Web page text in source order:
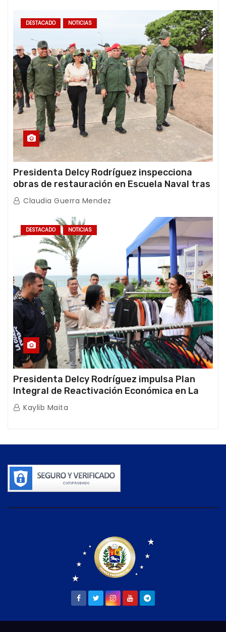
DESTACADO NOTICIAS
Presidenta Delcy Rodríguez inspecciona
obras de restauración en Escuela Naval tras
afectaciones sísmicas en La Guaira
Claudia Guerra Mendez
DESTACADO NOTICIAS
Presidenta Delcy Rodríguez impulsa Plan
Integral de Reactivación Económica en La
Guaira
Kaylib Maita